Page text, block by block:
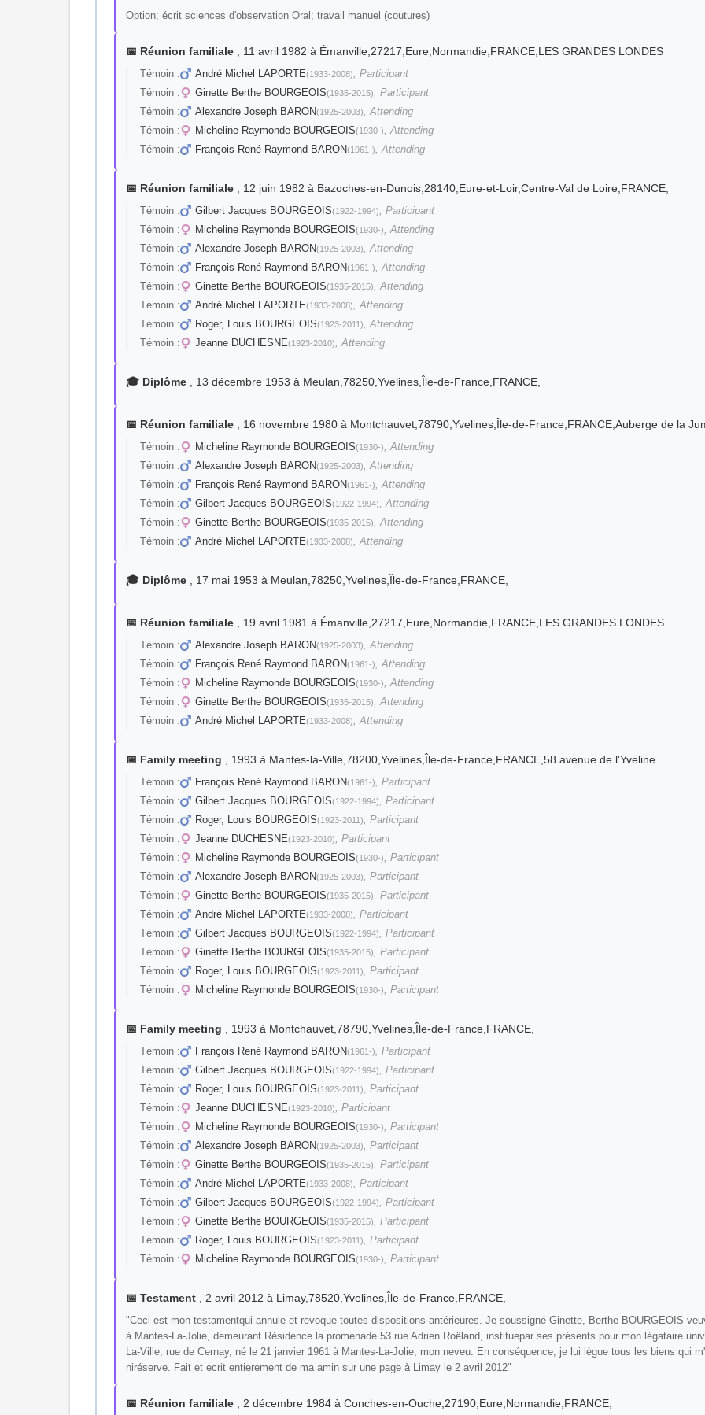
Option; écrit sciences d'observation Oral; travail manuel (coutures)
📅 Réunion familiale , 11 avril 1982 à Émanville,27217,Eure,Normandie,FRANCE,LES GRANDES LONDES
Témoin : André Michel LAPORTE(1933-2008), Participant
Témoin :
Ginette Berthe BOURGEOIS(1935-2015), Participant
Témoin :
Alexandre Joseph BARON(1925-2003), Attending
Témoin :
Micheline Raymonde BOURGEOIS(1930-), Attending
Témoin :
François René Raymond BARON(1961-), Attending
📅 Réunion familiale , 12 juin 1982 à Bazoches-en-Dunois,28140,Eure-et-Loir,Centre-Val de Loire,FRANCE,
Témoin : Gilbert Jacques BOURGEOIS(1922-1994), Participant
Témoin :
Micheline Raymonde BOURGEOIS(1930-), Attending
Témoin :
Alexandre Joseph BARON(1925-2003), Attending
Témoin :
François René Raymond BARON(1961-), Attending
Témoin :
Ginette Berthe BOURGEOIS(1935-2015), Attending
Témoin :
André Michel LAPORTE(1933-2008), Attending
Témoin :
Roger, Louis BOURGEOIS(1923-2011), Attending
Témoin :
Jeanne DUCHESNE(1923-2010), Attending
🎓 Diplôme , 13 décembre 1953 à Meulan,78250,Yvelines,Île-de-France,FRANCE,
📅 Réunion familiale , 16 novembre 1980 à Montchauvet,78790,Yvelines,Île-de-France,FRANCE,Auberge de la
Témoin : Micheline Raymonde BOURGEOIS(1930-), Attending
Témoin :
Alexandre Joseph BARON(1925-2003), Attending
Témoin :
François René Raymond BARON(1961-), Attending
Témoin :
Gilbert Jacques BOURGEOIS(1922-1994), Attending
Témoin :
Ginette Berthe BOURGEOIS(1935-2015), Attending
Témoin :
André Michel LAPORTE(1933-2008), Attending
🎓 Diplôme , 17 mai 1953 à Meulan,78250,Yvelines,Île-de-France,FRANCE,
📅 Réunion familiale , 19 avril 1981 à Émanville,27217,Eure,Normandie,FRANCE,LES GRANDES LONDES
Témoin : Alexandre Joseph BARON(1925-2003), Attending
Témoin :
François René Raymond BARON(1961-), Attending
Témoin :
Micheline Raymonde BOURGEOIS(1930-), Attending
Témoin :
Ginette Berthe BOURGEOIS(1935-2015), Attending
Témoin :
André Michel LAPORTE(1933-2008), Attending
📅 Family meeting , 1993 à Mantes-la-Ville,78200,Yvelines,Île-de-France,FRANCE,58 avenue de l'Yveline
Témoin : François René Raymond BARON(1961-), Participant
Témoin :
Gilbert Jacques BOURGEOIS(1922-1994), Participant
Témoin :
Roger, Louis BOURGEOIS(1923-2011), Participant
Témoin :
Jeanne DUCHESNE(1923-2010), Participant
Témoin :
Micheline Raymonde BOURGEOIS(1930-), Participant
Témoin :
Alexandre Joseph BARON(1925-2003), Participant
Témoin :
Ginette Berthe BOURGEOIS(1935-2015), Participant
Témoin :
André Michel LAPORTE(1933-2008), Participant
Témoin :
Gilbert Jacques BOURGEOIS(1922-1994), Participant
Témoin :
Ginette Berthe BOURGEOIS(1935-2015), Participant
Témoin :
Roger, Louis BOURGEOIS(1923-2011), Participant
Témoin :
Micheline Raymonde BOURGEOIS(1930-), Participant
📅 Family meeting , 1993 à Montchauvet,78790,Yvelines,Île-de-France,FRANCE,
Témoin : François René Raymond BARON(1961-), Participant
Témoin :
Gilbert Jacques BOURGEOIS(1922-1994), Participant
Témoin :
Roger, Louis BOURGEOIS(1923-2011), Participant
Témoin :
Jeanne DUCHESNE(1923-2010), Participant
Témoin :
Micheline Raymonde BOURGEOIS(1930-), Participant
Témoin :
Alexandre Joseph BARON(1925-2003), Participant
Témoin :
Ginette Berthe BOURGEOIS(1935-2015), Participant
Témoin :
André Michel LAPORTE(1933-2008), Participant
Témoin :
Gilbert Jacques BOURGEOIS(1922-1994), Participant
Témoin :
Ginette Berthe BOURGEOIS(1935-2015), Participant
Témoin :
Roger, Louis BOURGEOIS(1923-2011), Participant
Témoin :
Micheline Raymonde BOURGEOIS(1930-), Participant
📅 Testament , 2 avril 2012 à Limay,78520,Yvelines,Île-de-France,FRANCE,
"Ceci est mon testamentqui annule et revoque toutes dispositions antérieures. Je soussigné Ginette, Berthe BOURGEOIS
à Mantes-La-Jolie, demeurant Résidence la promenade 53 rue Adrien Roëland, instituepar ses présents pour mon légataire
La-Ville, rue de Cernay, né le 21 janvier 1961 à Mantes-La-Jolie, mon neveu. En conséquence, je lui lègue tous les biens qui
niréserve. Fait et ecrit entierement de ma amin sur une page à Limay le 2 avril 2012"
📅 Réunion familiale , 2 décembre 1984 à Conches-en-Ouche,27190,Eure,Normandie,FRANCE,